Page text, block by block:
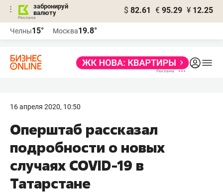
забронируй
валюту
$ 82.61 € 95.29 ¥ 12.25
Челны15° Москва19.8°
16 апреля 2020, 10:50
Оперштаб рассказал
подробности о новых
случаях COVID-19 в
Татарстане